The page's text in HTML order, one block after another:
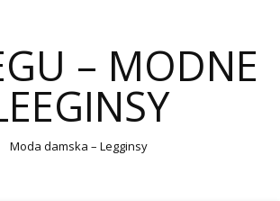
– MODNE
Moda damska – Legginsy